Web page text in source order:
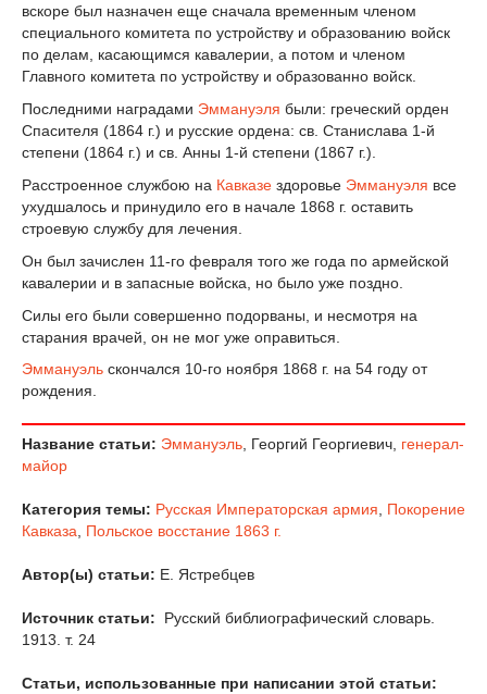
вскоре был назначен еще сначала временным членом
специального комитета по устройству и образованию войск
по делам, касающимся кавалерии, а потом и членом
Главного комитета по устройству и образованно войск.
Последними наградами Эммануэля были: греческий орден
Спасителя (1864 г.) и русские ордена: св. Станислава 1-й
степени (1864 г.) и св. Анны 1-й степени (1867 г.).
Расстроенное службою на Кавказе здоровье Эммануэля все
ухудшалось и принудило его в начале 1868 г. оставить
строевую службу для лечения.
Он был зачислен 11-го февраля того же года по армейской
кавалерии и в запасные войска, но было уже поздно.
Силы его были совершенно подорваны, и несмотря на
старания врачей, он не мог уже оправиться.
Эммануэль скончался 10-го ноября 1868 г. на 54 году от
рождения.
Название статьи: Эммануэль, Георгий Георгиевич, генерал-
майор
Категория темы: Русская Императорская армия, Покорение
Кавказа, Польское восстание 1863 г.
Автор(ы) статьи: Е. Ястребцев
Источник статьи:
Русский библиографический словарь.
1913. т. 24
Статьи, использованные при написании этой статьи: